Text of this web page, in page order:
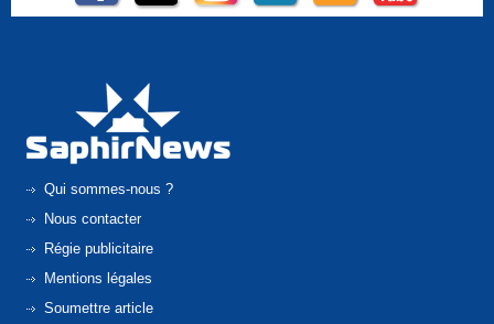
Qui sommes-nous ?
Nous contacter
Régie publicitaire
Mentions légales
Soumettre article